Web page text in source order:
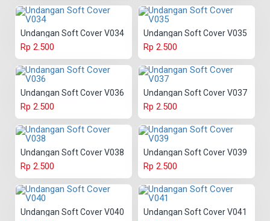
Undangan Soft Cover V034
Rp 2.500
Undangan Soft Cover V035
Rp 2.500
Undangan Soft Cover V036
Rp 2.500
Undangan Soft Cover V037
Rp 2.500
Undangan Soft Cover V038
Rp 2.500
Undangan Soft Cover V039
Rp 2.500
Undangan Soft Cover V040 Undangan Soft Cover V041